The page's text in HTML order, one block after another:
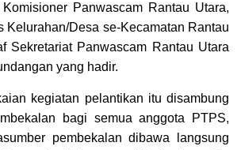
Panwascam Rantau Utara,
Kelurahan/Desa se-Kecamatan Rantau
Sekretariat Panwascam Rantau Utara
yang hadir.
kegiatan pelantikan itu disambung
bagi semua anggota PTPS,
pembekalan dibawa langsung